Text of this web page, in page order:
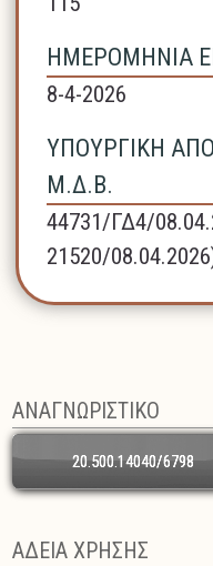
ΗΜΕΡΟΜΗΝΙΑ
8-4-2026
ΥΠΟΥΡΓΙΚΗ
Μ.Δ.Β.
44731/ΓΔ4/
21520/
ΑΝΑΓΝΩΡΙΣΤΙΚΟ
20.500.14040/6798
ΑΔΕΙΑ ΧΡΗΣΗΣ